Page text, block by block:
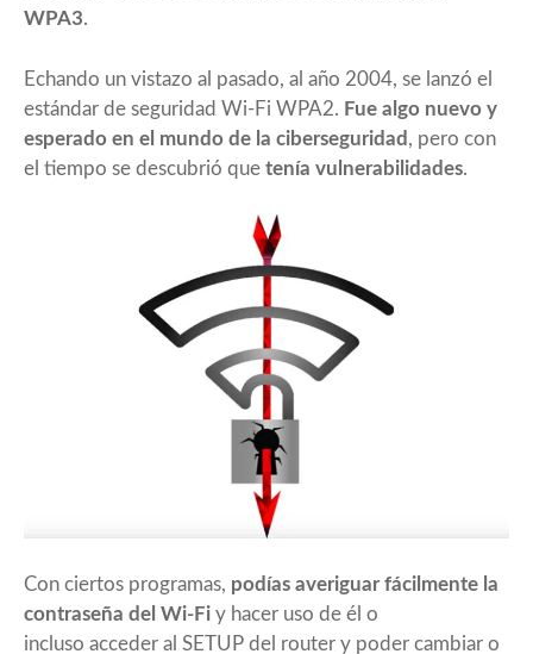
WPA3.
Echando un vistazo al pasado, al año 2004, se lanzó el
estándar de seguridad Wi-Fi WPA2. Fue algo nuevo y
esperado en el mundo de la ciberseguridad , pero con
el tiempo se descubrió que tenía vulnerabilidades.
Con ciertos programas, podías averiguar fácilmente la
contraseña del Wi-Fi y hacer uso de él o
incluso acceder al SETUP del router y poder cambiar o